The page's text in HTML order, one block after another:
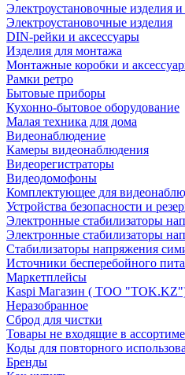
Электроустановочные изделия
Электроустановочные изделия
DIN-рейки и аксессуары
Изделия для монтажа
Монтажные коробки и
Рамки ретро
Бытовые приборы
Кухонно-бытовое оборудование
Малая техника для дома
Видеонаблюдение
Камеры видеонаблюдения
Видеорегистраторы
Видеодомофоны
Комплектующее для
Устройства безопасности и
Электронные стабилизаторы
Электронные стабилизаторы
Стабилизаторы напряжения
Источники бесперебойного
Маркетплейсы
Kaspi Магазин ( ТОО
Неразобранное
Сброд для чистки
Товары не входящие в
Коды для повторного
Бренды